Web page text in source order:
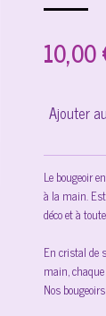
10,00
Ajouter
Le bougeoir
à la main.
déco et à
En cristal de
main,
Nos